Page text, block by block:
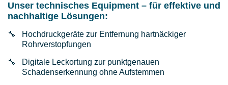
Unser technisches Equipment – für effektive und
nachhaltige Lösungen:
Hochdruckgeräte zur Entfernung hartnäckiger
Rohrverstopfungen
Digitale Leckortung zur punktgenauen
Schadenserkennung ohne Aufstemmen